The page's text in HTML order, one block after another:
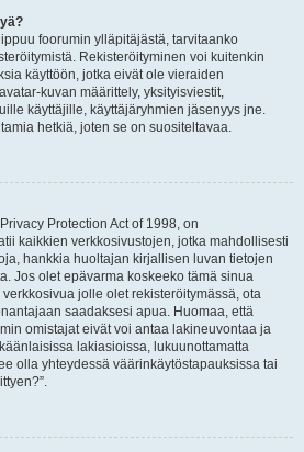
foorumin ylläpitäjästä, tarvitaanko
Rekisteröityminen voi kuitenkin
käyttöön, jotka eivät ole vieraiden
kuvan määrittely, yksityisviestit,
käyttäjille, käyttäjäryhmien jäsenyys jne.
hetkiä, joten se on suositeltavaa.
Protection Act of 1998, on
kaikkien verkkosivustojen, jotka mahdollisesti
hankkia huoltajan kirjallisen luvan tietojen
Jos olet epävarma koskeeko tämä sinua
jolle olet rekisteröitymässä, ota
saadaksesi apua. Huomaa, että
omistajat eivät voi antaa lakineuvontaa ja
lakiasioissa, lukuunottamatta
olla yhteydessä väärinkäytöstapauksissa tai